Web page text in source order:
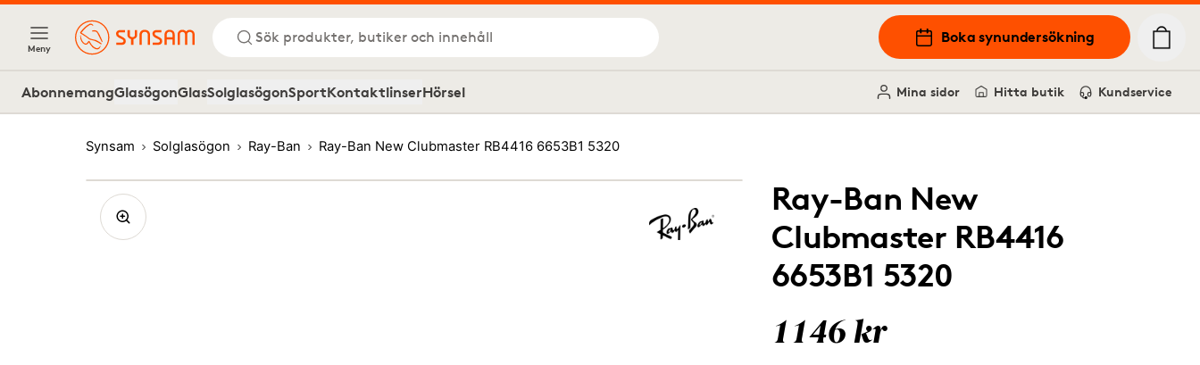
Meny
Sök produkter, butiker och innehåll Boka synundersökning
AbonnemangGlasögonGlasSolglasögonSportKontaktlinserHörsel Mina sidor Hitta butik Kundservice
Synsam Solglasögon Ray-Ban Ray-Ban New Clubmaster RB4416 6653B1 5320
Ray-Ban New
Clubmaster RB4416
6653B1 5320
1146 kr